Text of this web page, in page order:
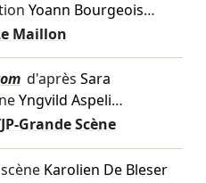
Yoann Bourgeois…
Maillon
d'après Sara
Yngvild Aspeli…
Grande Scène
Karolien De Bleser